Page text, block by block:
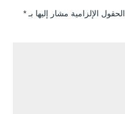
الحقول الإلزامية مشار إليها بـ *